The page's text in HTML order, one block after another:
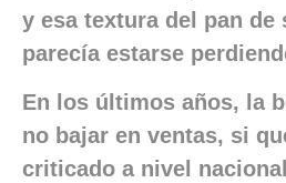
y esa textura del pan de
parecía estarse
En los últimos años, la
no bajar en ventas, si
criticado a nivel